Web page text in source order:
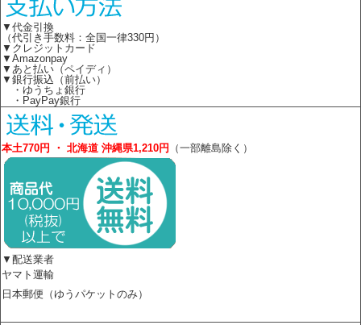
▼代金引換
（代引き手数料：全国一律330円）
▼クレジットカード
▼Amazonpay
▼あと払い（ペイディ）
▼銀行振込（前払い）
・ゆうちょ銀行
・PayPay銀行
本土770円 ・ 北海道 沖縄県1,210円 （一部離島除く）
▼配送業者
ヤマト運輸
日本郵便（ゆうパケットのみ）